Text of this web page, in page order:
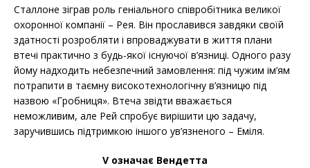
Сталлоне зіграв роль геніального співробітника великої
охоронної компанії – Рея. Він прославився завдяки своїй
здатності розробляти і впроваджувати в життя плани
втечі практично з будь-якої існуючої в’язниці. Одного разу
йому надходить небезпечний замовлення: під чужим ім’ям
потрапити в таємну високотехнологічну в’язницю під
назвою «Гробниця». Втеча звідти вважається
неможливим, але Рей спробує вирішити цю задачу,
заручившись підтримкою іншого ув’язненого – Еміля.
V означає Вендетта